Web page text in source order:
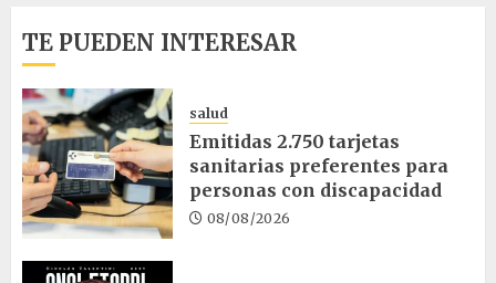
TE PUEDEN INTERESAR
salud
Emitidas 2.750 tarjetas
sanitarias preferentes para
personas con discapacidad
08/08/2026